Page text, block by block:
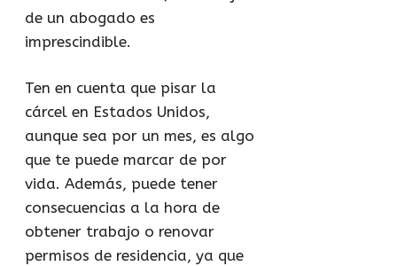
de un abogado es
imprescindible.
Ten en cuenta que pisar la
cárcel en Estados Unidos,
aunque sea por un mes, es algo
que te puede marcar de por
vida. Además, puede tener
consecuencias a la hora de
obtener trabajo o renovar
permisos de residencia, ya que